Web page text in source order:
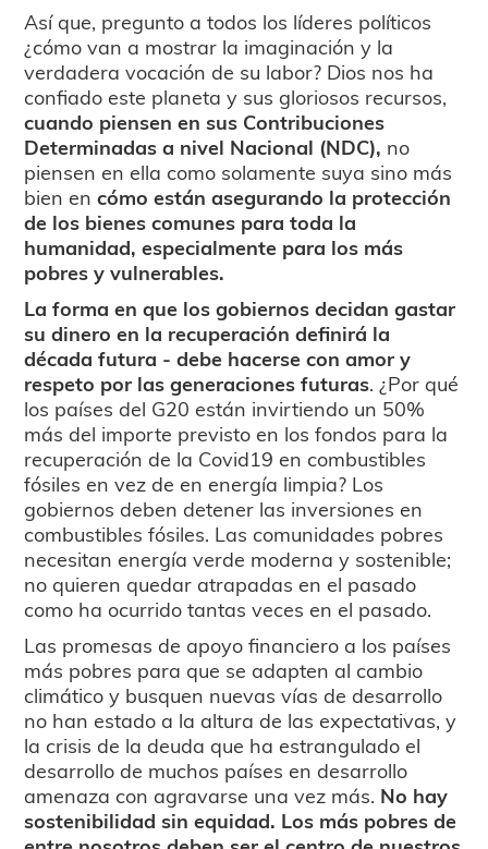
Así que, pregunto a todos los líderes políticos
¿cómo van a mostrar la imaginación y la
verdadera vocación de su labor? Dios nos ha
confiado este planeta y sus gloriosos recursos,
cuando piensen en sus Contribuciones
Determinadas a nivel Nacional (NDC), no
piensen en ella como solamente suya sino más
bien en cómo están asegurando la protección
de los bienes comunes para toda la
humanidad, especialmente para los más
pobres y vulnerables.
La forma en que los gobiernos decidan gastar
su dinero en la recuperación definirá la
década futura - debe hacerse con amor y
respeto por las generaciones futuras. ¿Por qué
los países del G20 están invirtiendo un 50%
más del importe previsto en los fondos para la
recuperación de la Covid19 en combustibles
fósiles en vez de en energía limpia? Los
gobiernos deben detener las inversiones en
combustibles fósiles. Las comunidades pobres
necesitan energía verde moderna y sostenible;
no quieren quedar atrapadas en el pasado
como ha ocurrido tantas veces en el pasado.
Las promesas de apoyo financiero a los países
más pobres para que se adapten al cambio
climático y busquen nuevas vías de desarrollo
no han estado a la altura de las expectativas, y
la crisis de la deuda que ha estrangulado el
desarrollo de muchos países en desarrollo
amenaza con agravarse una vez más. No hay
sostenibilidad sin equidad. Los más pobres de